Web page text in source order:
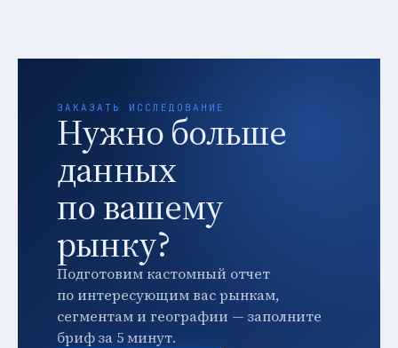
ЗАКАЗАТЬ ИССЛЕДОВАНИЕ
Нужно больше
данных
по вашему
рынку?
Подготовим кастомный отчет
по интересующим вас рынкам,
сегментам и географии — заполните
бриф за 5 минут.